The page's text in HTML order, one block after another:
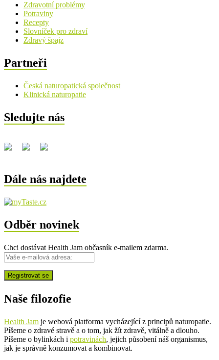
Zdravotní problémy
Potraviny
Recepty
Slovníček pro zdraví
Zdravý špajz
Partneři
Česká naturopatická společnost
Klinická naturopatie
Sledujte nás
Dále nás najdete
Odběr novinek
Chci dostávat Health Jam občasník e-mailem zdarma.
Naše filozofie
Health Jam je webová platforma vycházející z principů naturopatie.
Píšeme o zdravé stravě a o tom, jak žít zdravě, vitálně a dlouho.
Píšeme o bylinkách i potravinách, jejich působení náš organismus,
jak je správně konzumovat a kombinovat.